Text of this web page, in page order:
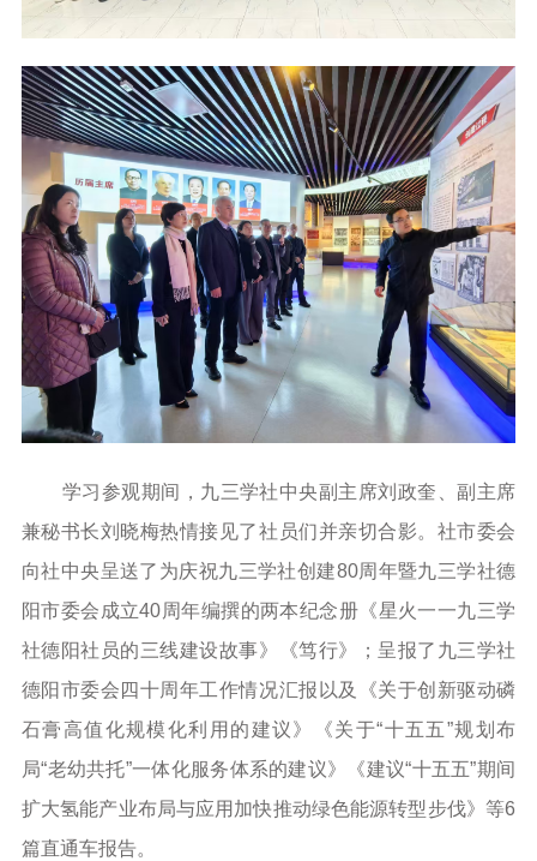
学习参观期间，九三学社中央副主席刘政奎、副主席
兼秘书长刘晓梅热情接见了社员们并亲切合影。社市委会
向社中央呈送了为庆祝九三学社创建80周年暨九三学社德
阳市委会成立40周年编撰的两本纪念册《星火一一九三学
社德阳社员的三线建设故事》《笃行》；呈报了九三学社
德阳市委会四十周年工作情况汇报以及《关于创新驱动磷
石膏高值化规模化利用的建议》《关于“十五五”规划布
局“老幼共托”一体化服务体系的建议》《建议“十五五”期间
扩大氢能产业布局与应用加快推动绿色能源转型步伐》等6
篇直通车报告。